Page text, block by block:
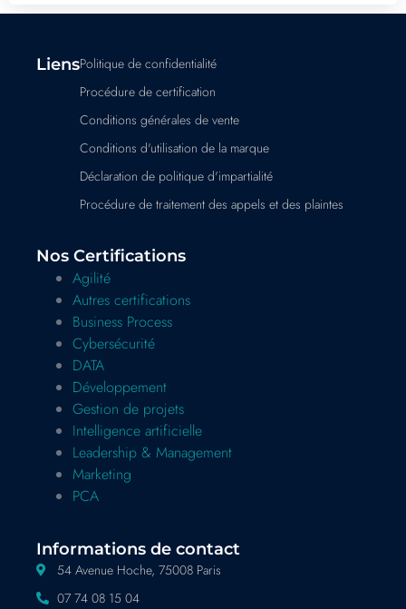
LiensPolitique de confidentialité
Procédure de certification
Conditions générales de vente
Conditions d'utilisation de la marque
Déclaration de politique d'impartialité
Procédure de traitement des appels et des plaintes
Nos Certifications
Agilité
Autres certifications
Business Process
Cybersécurité
DATA
Développement
Gestion de projets
Intelligence artificielle
Leadership & Management
Marketing
PCA
Informations de contact
54 Avenue Hoche, 75008 Paris
07 74 08 15 04